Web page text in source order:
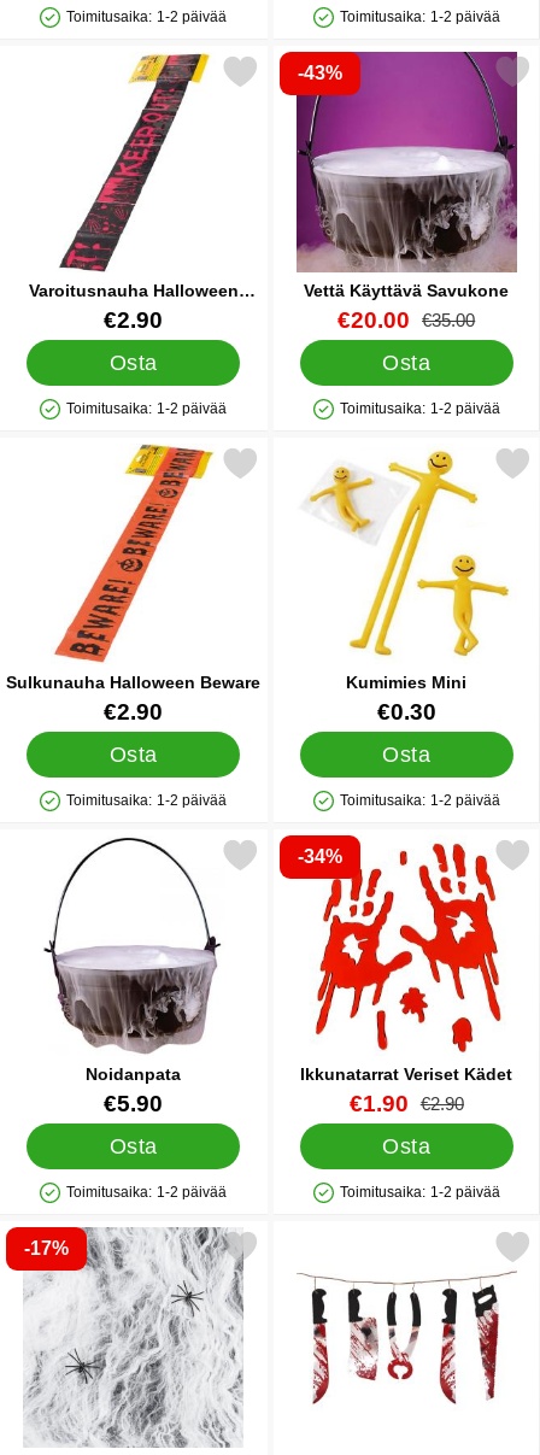
Saatavuus: Varastossa
Toimitusaika: 1-2 päivää
Saatavuus: Varastossa
Toimitusaika: 1-2 päivää
Varoitusnauha Halloween
Keep Out
Tuote.nro 11701
€2.90
Osta
Saatavuus: Varastossa
Toimitusaika: 1-2 päivää
Merkitse varoitusnauha Halloween Keep Out suosikiksi
-43%
Vettä Käyttävä Savukone
Tuote.nro 12028
uusi hinta
€20.00 vanha hinta
€35.00
Osta
Saatavuus: Varastossa
Toimitusaika: 1-2 päivää
Merkitse vettä Käyttävä
Sulkunauha Halloween Beware
Tuote.nro 11700
€2.90
Osta
Saatavuus: Varastossa
Toimitusaika: 1-2 päivää
Merkitse sulkunauha Halloween Beware suosikiksi
Kumimies Mini
Tuote.nro 12483
€0.30
Osta
Saatavuus: Varastossa
Toimitusaika: 1-2 päivää
Merkitse kumimies
Noidanpata
Tuote.nro 5118€5.90
Osta
Saatavuus: Varastossa
Toimitusaika: 1-2 päivää
Merkitse noidanpata suosikiksi
-34%
Ikkunatarrat Veriset Kädet
Tuote.nro 88514
uusi hinta
€1.90 vanha hinta
€2.90
Osta
Saatavuus: Varastossa
Toimitusaika: 1-2 päivää
Merkitse ikkunatarrat
-17%hämähäkinverkko Hämähäkeillä 200g suosikiksi
Merkitse viirinauha